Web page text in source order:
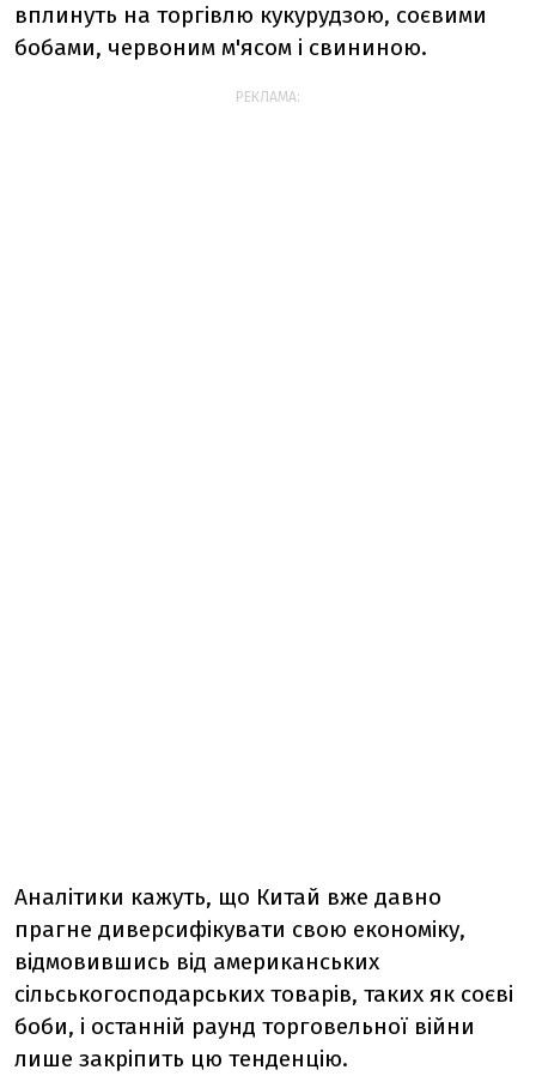
вплинуть на торгівлю кукурудзою, соєвими
бобами, червоним м'ясом і свининою.
РЕКЛАМА:
Аналітики кажуть, що Китай вже давно
прагне диверсифікувати свою економіку,
відмовившись від американських
сільськогосподарських товарів, таких як соєві
боби, і останній раунд торговельної війни
лише закріпить цю тенденцію.